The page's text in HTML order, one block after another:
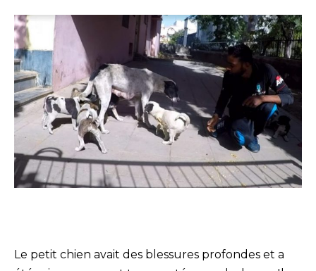
Le petit chien avait des blessures profondes et a